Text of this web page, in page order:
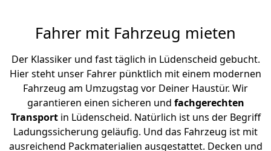
Fahrer mit Fahrzeug mieten
Der Klassiker und fast täglich in Lüdenscheid gebucht.
Hier steht unser Fahrer pünktlich mit einem modernen
Fahrzeug am Umzugstag vor Deiner Haustür. Wir
garantieren einen sicheren und fachgerechten
Transportin Lüdenscheid. Natürlich ist uns der Begriff
Ladungssicherung geläufig. Und das Fahrzeug ist mit
ausreichend Packmaterialien ausgestattet. Decken und